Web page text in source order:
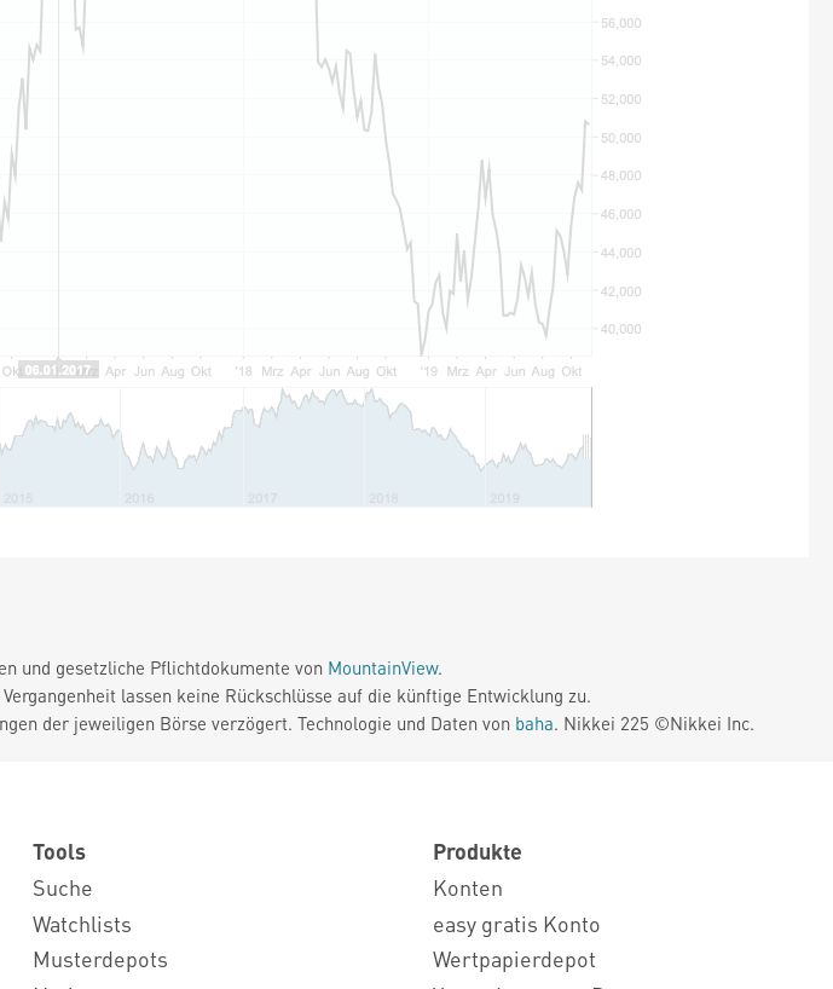
und gesetzliche Pflichtdokumente von MountainView.
lassen keine Rückschlüsse auf die künftige Entwicklung zu.
der jeweiligen Börse verzögert. Technologie und Daten von baha. Nikkei 225 ©Nikkei Inc.
Tools
Suche
Watchlists
Musterdepots
Produkte
Konten
easy gratis Konto
Wertpapierdepot